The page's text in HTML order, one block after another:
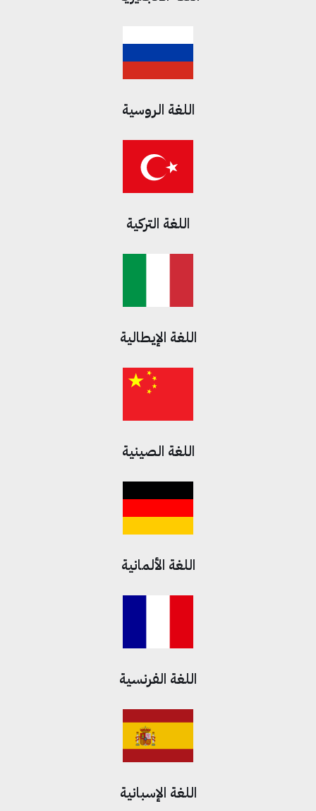
اللغة الروسية
اللغة التركية
اللغة الإيطالية
اللغة الصينية
اللغة الألمانية
اللغة الفرنسية
اللغة الإسبانية